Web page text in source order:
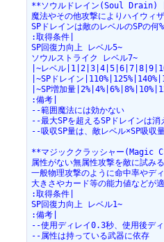
**ソウルドレイン(Soul Drain)
魔法やその他攻撃によりハイウィ
SPドレインは敵のレベルのSPの何
:取得条件|
SP回復力向上 レベル5~
ソウルストライク レベル7~
|~レベル
|~SPドレイン
|~SP増加量
:備考|
--範囲魔法には効かない
--最大SPを超えるSPドレインは消
--吸収SP量は、敵レベル×SP吸収
**マジッククラッシャー(Magic
属性がない無属性攻撃を敵に試み
一般物理攻撃のように命中率やデ
大きさやカード等の能力値などが
:取得条件|
SP回復力向上 レベル1~
:備考|
--使用ディレイ0.3秒、使用後デ
--属性は持っている武器に依存